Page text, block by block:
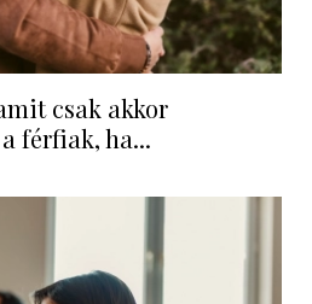
csak akkor
férfiak, ha...